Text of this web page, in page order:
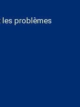
les problèmes